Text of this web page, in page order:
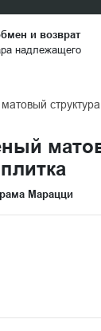
и возврат
надлежащего
Марацци